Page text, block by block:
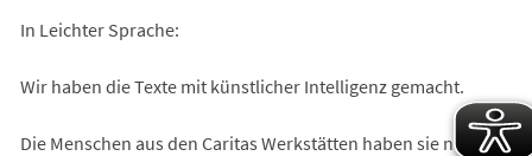
In Leichter Sprache:
Wir haben die Texte mit künstlicher Intelligenz gemacht.
Die Menschen aus den Caritas Werkstätten haben sie noch